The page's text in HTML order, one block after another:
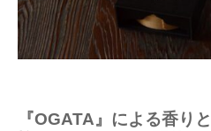
『OGATA』による香り